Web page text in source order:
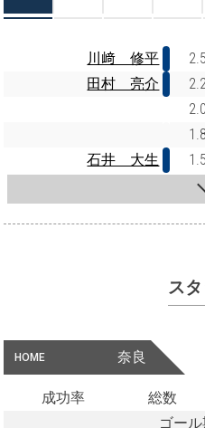
川﨑 修平
田村 亮介
石井 大生
ス
HOME 奈良
成功率 総数
ゴー